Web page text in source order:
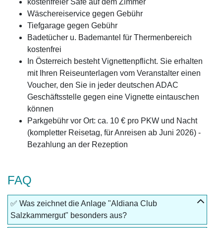
Wäschereiservice gegen Gebühr
Tiefgarage gegen Gebühr
Badetücher u. Bademantel für Thermenbereich
kostenfrei
In Österreich besteht Vignettenpflicht. Sie erhalten
mit Ihren Reiseunterlagen vom Veranstalter einen
Voucher, den Sie in jeder deutschen ADAC
Geschäftsstelle gegen eine Vignette eintauschen
können
Parkgebühr vor Ort: ca. 10 € pro PKW und Nacht
(kompletter Reisetag, für Anreisen ab Juni 2026) -
Bezahlung an der Rezeption
FAQ
✅ Was zeichnet die Anlage "Aldiana Club
Salzkammergut" besonders aus?